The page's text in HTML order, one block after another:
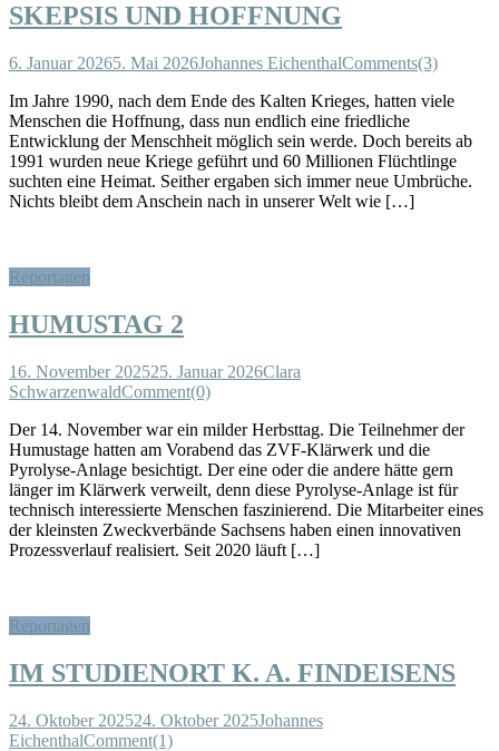
SKEPSIS UND HOFFNUNG
6. Januar 20265. Mai 2026Johannes EichenthalComments(3)
Im Jahre 1990, nach dem Ende des Kalten Krieges, hatten viele
Menschen die Hoffnung, dass nun endlich eine friedliche
Entwicklung der Menschheit möglich sein werde. Doch bereits ab
1991 wurden neue Kriege geführt und 60 Millionen Flüchtlinge
suchten eine Heimat. Seither ergaben sich immer neue Umbrüche.
Nichts bleibt dem Anschein nach in unserer Welt wie […]
Reportagen
HUMUSTAG 2
16. November 202525. Januar 2026Clara
SchwarzenwaldComment(0)
Der 14. November war ein milder Herbsttag. Die Teilnehmer der
Humustage hatten am Vorabend das ZVF-Klärwerk und die
Pyrolyse-Anlage besichtigt. Der eine oder die andere hätte gern
länger im Klärwerk verweilt, denn diese Pyrolyse-Anlage ist für
technisch interessierte Menschen faszinierend. Die Mitarbeiter eines
der kleinsten Zweckverbände Sachsens haben einen innovativen
Prozessverlauf realisiert. Seit 2020 läuft […]
Reportagen
IM STUDIENORT K. A. FINDEISENS
24. Oktober 202524. Oktober 2025Johannes
EichenthalComment(1)